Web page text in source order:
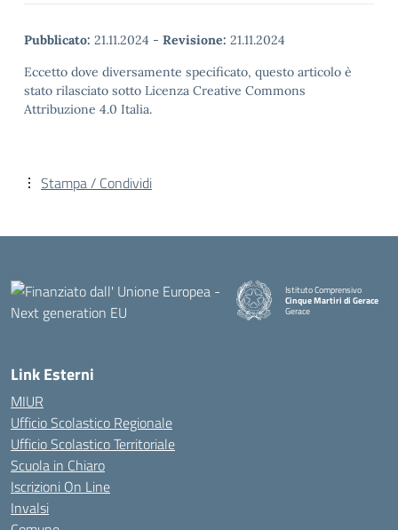
Pubblicato: 21.11.2024 - Revisione: 21.11.2024
Eccetto dove diversamente specificato, questo articolo è
stato rilasciato sotto Licenza Creative Commons
Attribuzione 4.0 Italia.
Stampa / Condividi
Istituto Comprensivo
Cinque Martiri di Gerace
Gerace
Link Esterni
MIUR
Ufficio Scolastico Regionale
Ufficio Scolastico Territoriale
Scuola in Chiaro
Iscrizioni On Line
Invalsi